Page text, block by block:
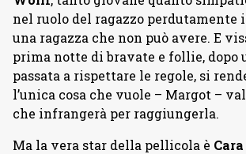
nel ruolo del ragazzo perdutamente
una ragazza che non può avere. E
prima notte di bravate e follie, dopo
passata a rispettare le regole, si
l’unica cosa che vuole – Margot –
che infrangerà per raggiungerla.
Ma la vera star della pellicola è